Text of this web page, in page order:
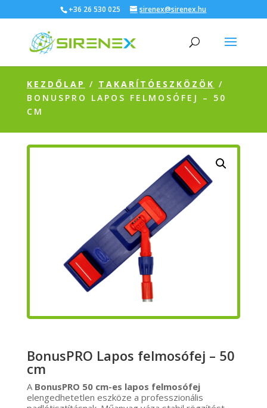
+36 26 530 025 sirenex@sirenex.hu
KEZDŐLAP / TAKARÍTÓESZKÖZÖK /
BONUSPRO LAPOS FELMOSÓFEJ – 50
CM
BonusPRO Lapos felmosófej – 50
cm
A BonusPRO 50 cm-es lapos felmosófej
elengedhetetlen eszköze a professzionális